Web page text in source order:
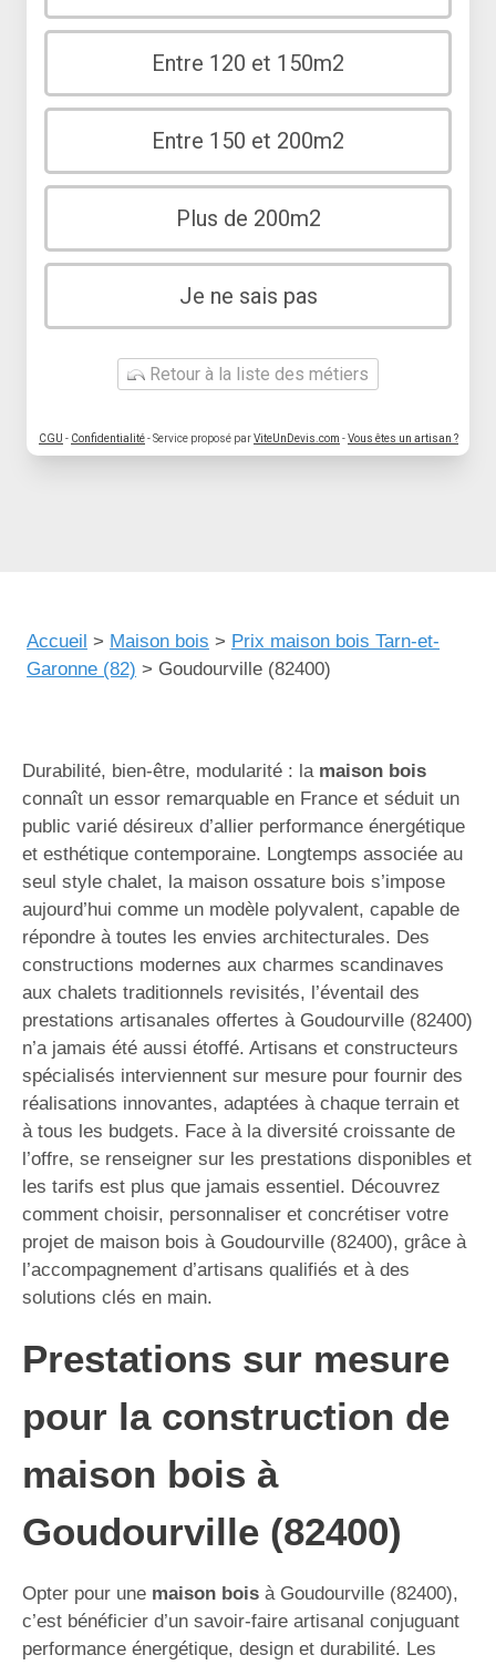
Entre 120 et 150m2
Entre 150 et 200m2
Plus de 200m2
Je ne sais pas
Retour à la liste des métiers
CGU - Confidentialité- Service proposé parViteUnDevis.com -Vous êtes un artisan ?
Accueil > Maison bois > Prix maison bois Tarn-et-
Garonne (82) > Goudourville (82400)
Durabilité, bien-être, modularité : la maison bois
connaît un essor remarquable en France et séduit un
public varié désireux d’allier performance énergétique
et esthétique contemporaine. Longtemps associée au
seul style chalet, la maison ossature bois s’impose
aujourd’hui comme un modèle polyvalent, capable de
répondre à toutes les envies architecturales. Des
constructions modernes aux charmes scandinaves
aux chalets traditionnels revisités, l’éventail des
prestations artisanales offertes à Goudourville (82400)
n’a jamais été aussi étoffé. Artisans et constructeurs
spécialisés interviennent sur mesure pour fournir des
réalisations innovantes, adaptées à chaque terrain et
à tous les budgets. Face à la diversité croissante de
l’offre, se renseigner sur les prestations disponibles et
les tarifs est plus que jamais essentiel. Découvrez
comment choisir, personnaliser et concrétiser votre
projet de maison bois à Goudourville (82400), grâce à
l’accompagnement d’artisans qualifiés et à des
solutions clés en main.
Prestations sur mesure
pour la construction de
maison bois à
Goudourville (82400)
Opter pour une maison bois à Goudourville (82400),
c’est bénéficier d’un savoir-faire artisanal conjuguant
performance énergétique, design et durabilité. Les